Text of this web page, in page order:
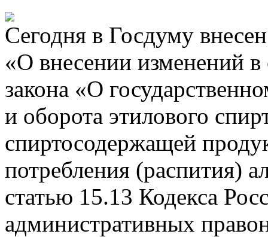
Сегодня в Госдуму
«О внесении изменений в
закона «О
и оборота этилового
спиртосодержащей
потребления (распития)
статью 15.13 Кодекса
административных